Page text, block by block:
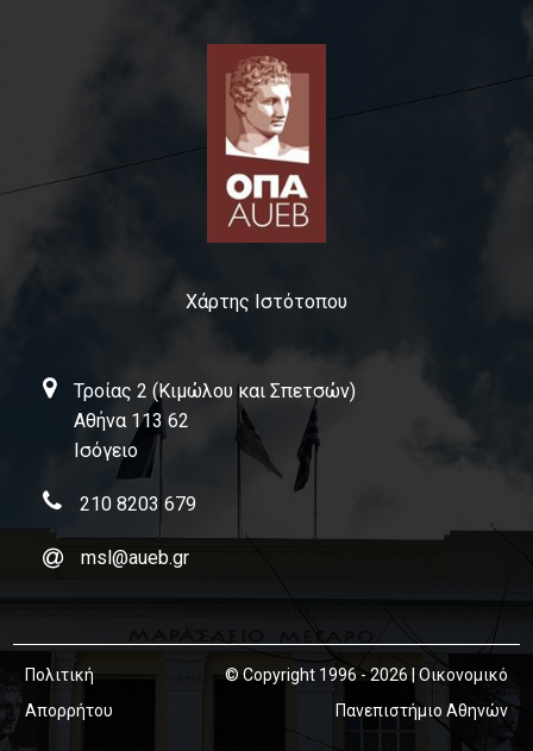
Χάρτης Ιστότοπου
Τροίας 2 (Κιμώλου και Σπετσών)
Αθήνα 113 62
Ισόγειο
210 8203 679
msl@aueb.gr
Πολιτική
Απορρήτου
© Copyright 1996 - 2026 | Οικονομικό
Πανεπιστήμιο Αθηνών